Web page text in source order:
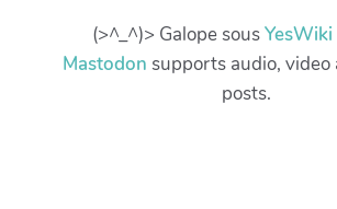
(>^_^)> Galope sousYesWiki
Mastodon supports audio,
posts.